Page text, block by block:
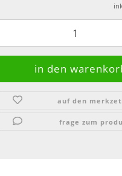
auf den
frage zum